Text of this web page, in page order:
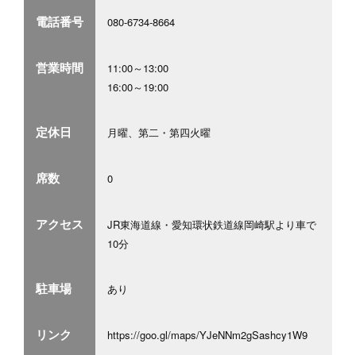
電話番号 080-6734-8664
営業時間
11:00～13:00
16:00～19:00
定休日 月曜、第二・第四火曜
席数 0
アクセス
JR東海道線・愛知環状鉄道線岡崎駅より車で
10分
駐車場 あり
リンク https://goo.gl/maps/YJeNNm2gSashcy1W9